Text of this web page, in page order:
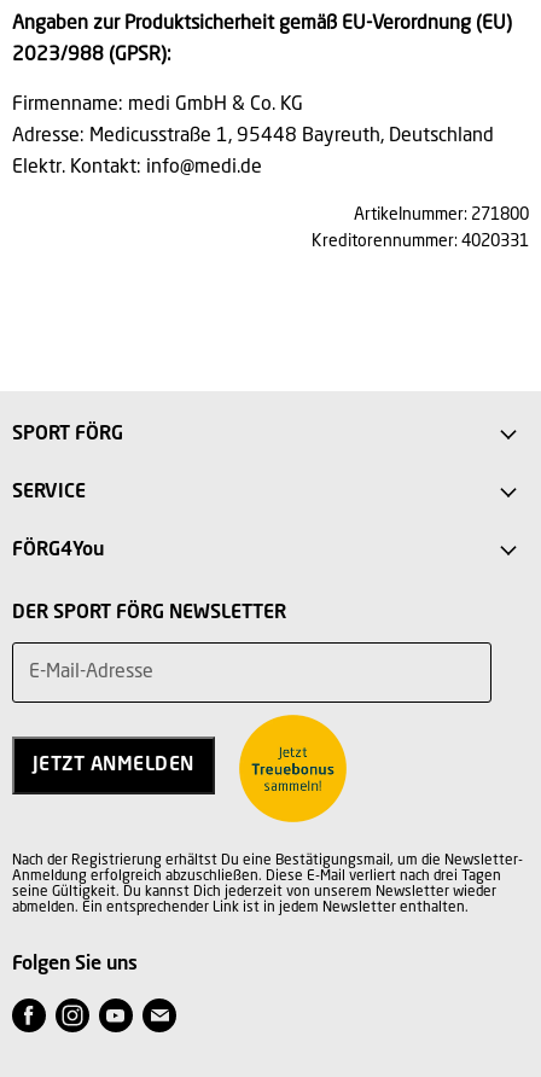
Angaben zur Produktsicherheit gemäß EU-Verordnung (EU)
2023/988 (GPSR):
Firmenname: medi GmbH & Co. KG
Adresse: Medicusstraße 1, 95448 Bayreuth, Deutschland
Elektr. Kontakt: info@medi.de
Artikelnummer: 271800
Kreditorennummer: 4020331
SPORT FÖRG
Anfahrt
Intersport Förg Landsberg
Sport Outlet Augsburg
Sport Outlet Stadtbergen
Über uns
Jobs
AGB
Impressum
SERVICE
FAQ
Rücksendung
Service
Kontakt
Vertrag widerrufen
FÖRG4You
Teilnahmebedingungen
DER SPORT FÖRG NEWSLETTER
E-Mail-Adresse
JETZT ANMELDEN
Nach der Registrierung erhältst Du eine Bestätigungsmail, um die Newsletter-
Anmeldung erfolgreich abzuschließen. Diese E-Mail verliert nach drei Tagen
seine Gültigkeit. Du kannst Dich jederzeit von unserem Newsletter wieder
abmelden. Ein entsprechender Link ist in jedem Newsletter enthalten.
Folgen Sie uns
FindenFindenFindenFinden